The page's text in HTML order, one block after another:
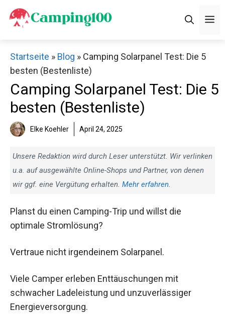
Zum
Inhalt
Startseite » Blog » Camping Solarpanel Test: Die 5
besten (Bestenliste)
Camping Solarpanel Test: Die 5
besten (Bestenliste)
Elke Koehler April 24, 2025
Unsere Redaktion wird durch Leser unterstützt. Wir verlinken
u.a. auf ausgewählte Online-Shops und Partner, von denen
wir ggf. eine Vergütung erhalten. Mehr erfahren.
Planst du einen Camping-Trip und willst die
optimale Stromlösung?
Vertraue nicht irgendeinem Solarpanel.
Viele Camper erleben Enttäuschungen mit
schwacher Ladeleistung und unzuverlässiger
Energieversorgung.